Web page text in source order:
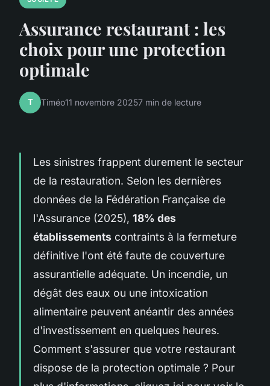
Assurance restaurant : les
choix pour une protection
optimale
T Timéo11 novembre 20257 min de lecture
Les sinistres frappent durement le secteur
de la restauration. Selon les dernières
données de la Fédération Française de
l'Assurance (2025), 18% des
établissements contraints à la fermeture
définitive l'ont été faute de couverture
assurantielle adéquate. Un incendie, un
dégât des eaux ou une intoxication
alimentaire peuvent anéantir des années
d'investissement en quelques heures.
Comment s'assurer que votre restaurant
dispose de la protection optimale ? Pour